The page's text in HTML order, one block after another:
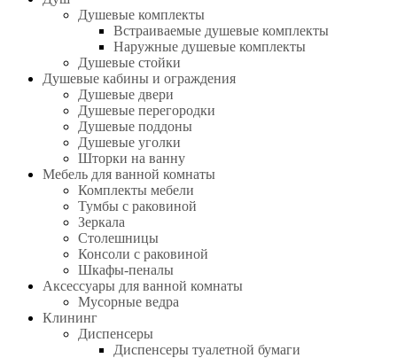
Душевые комплекты
Встраиваемые душевые комплекты
Наружные душевые комплекты
Душевые стойки
Душевые кабины и ограждения
Душевые двери
Душевые перегородки
Душевые поддоны
Душевые уголки
Шторки на ванну
Мебель для ванной комнаты
Комплекты мебели
Тумбы с раковиной
Зеркала
Столешницы
Консоли с раковиной
Шкафы-пеналы
Аксессуары для ванной комнаты
Мусорные ведра
Клининг
Диспенсеры
Диспенсеры туалетной бумаги